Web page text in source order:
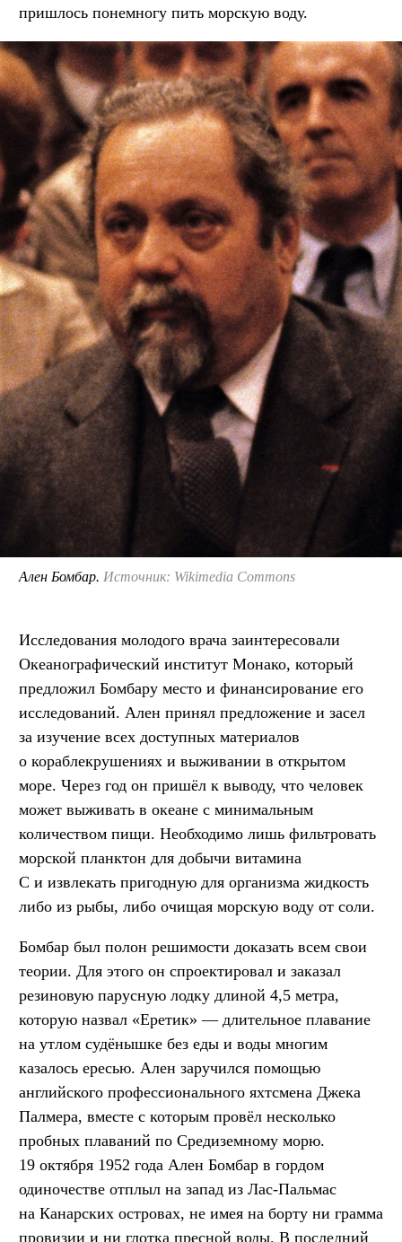
пришлось понемногу пить морскую воду.
Ален Бомбар. Источник: Wikimedia Commons
Исследования молодого врача заинтересовали
Океанографический институт Монако, который
предложил Бомбару место и финансирование его
исследований. Ален принял предложение и засел
за изучение всех доступных материалов
о кораблекрушениях и выживании в открытом
море. Через год он пришёл к выводу, что человек
может выживать в океане с минимальным
количеством пищи. Необходимо лишь фильтровать
морской планктон для добычи витамина
C и извлекать пригодную для организма жидкость
либо из рыбы, либо очищая морскую воду от соли.
Бомбар был полон решимости доказать всем свои
теории. Для этого он спроектировал и заказал
резиновую парусную лодку длиной 4,5 метра,
которую назвал «Еретик» — длительное плавание
на утлом судёнышке без еды и воды многим
казалось ересью. Ален заручился помощью
английского профессионального яхтсмена Джека
Палмера, вместе с которым провёл несколько
пробных плаваний по Средиземному морю.
19 октября 1952 года Ален Бомбар в гордом
одиночестве отплыл на запад из Лас-Пальмас
на Канарских островах, не имея на борту ни грамма
провизии и ни глотка пресной воды. В последний